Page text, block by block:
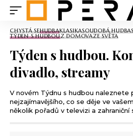
CHYSTÁ SEHUDBAKLASIKASOUDOBÁ HUDBA
TÝDEN S HUDBOUZ DOMOVAZE SVĚTA
Týden s hudbou.
divadlo, streamy
V novém Týdnu s hudbou naleznete
nejzajímavějšího, co se děje ve
několik pořadů v televizi a zahraniční